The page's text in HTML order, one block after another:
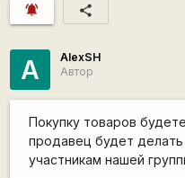
notifications_active share
A
AlexSH
Автор
Покупку товаров
продавец будет
участникам нашей